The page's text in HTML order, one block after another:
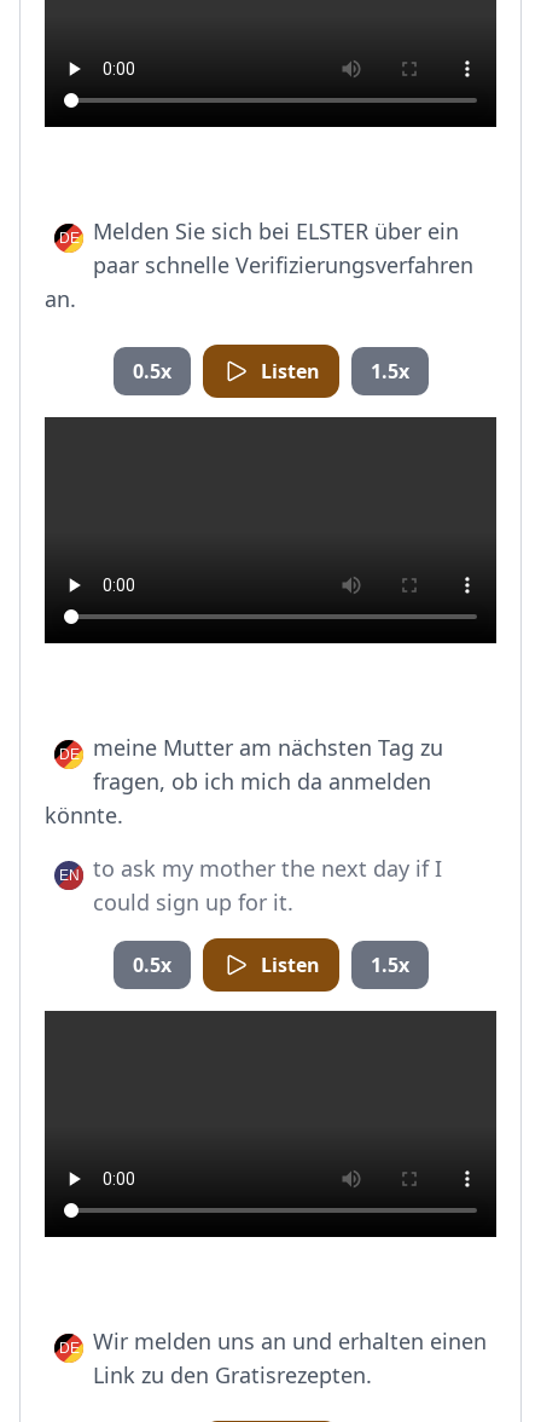
Melden Sie sich bei ELSTER über ein
paar schnelle Verifizierungsverfahren
an.
0.5x Listen 1.5x
meine Mutter am nächsten Tag zu
fragen, ob ich mich da anmelden
könnte.
to ask my mother the next day if I
could sign up for it.
0.5x Listen 1.5x
Wir melden uns an und erhalten einen
Link zu den Gratisrezepten.